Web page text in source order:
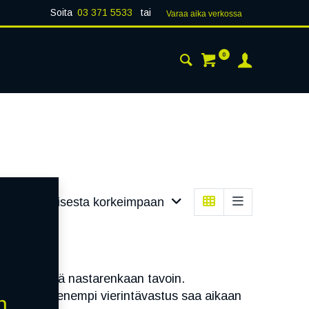
Soita 03 371 5533 tai Varaa aika verk​​​​ossa
0
Hinta - alhaisesta korkeimpaan
ajotietä nastarenkaan tavoin.
pienempi vierintävastus saa aikaan